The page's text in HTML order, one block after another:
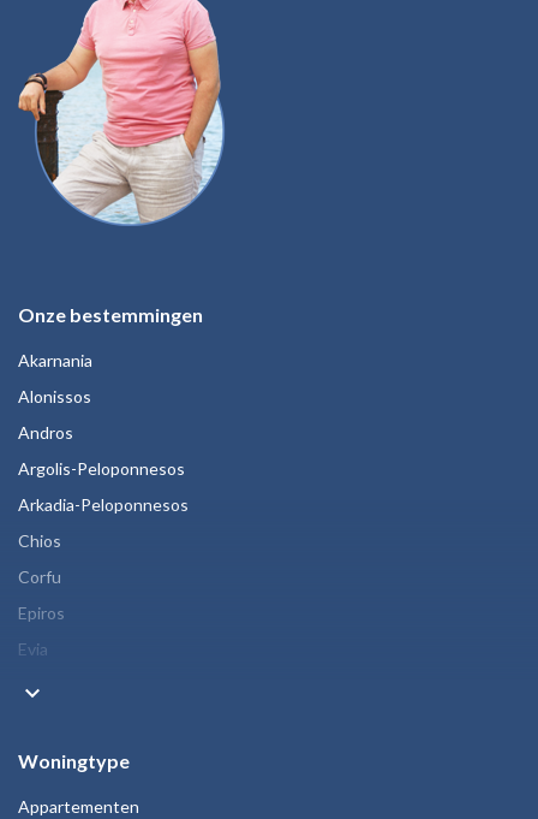
Onze bestemmingen
Akarnania
Alonissos
Andros
Argolis-Peloponnesos
Arkadia-Peloponnesos
Chios
Corfu
Epiros
Evia
keyboard_arrow_down
Woningtype
Appartementen